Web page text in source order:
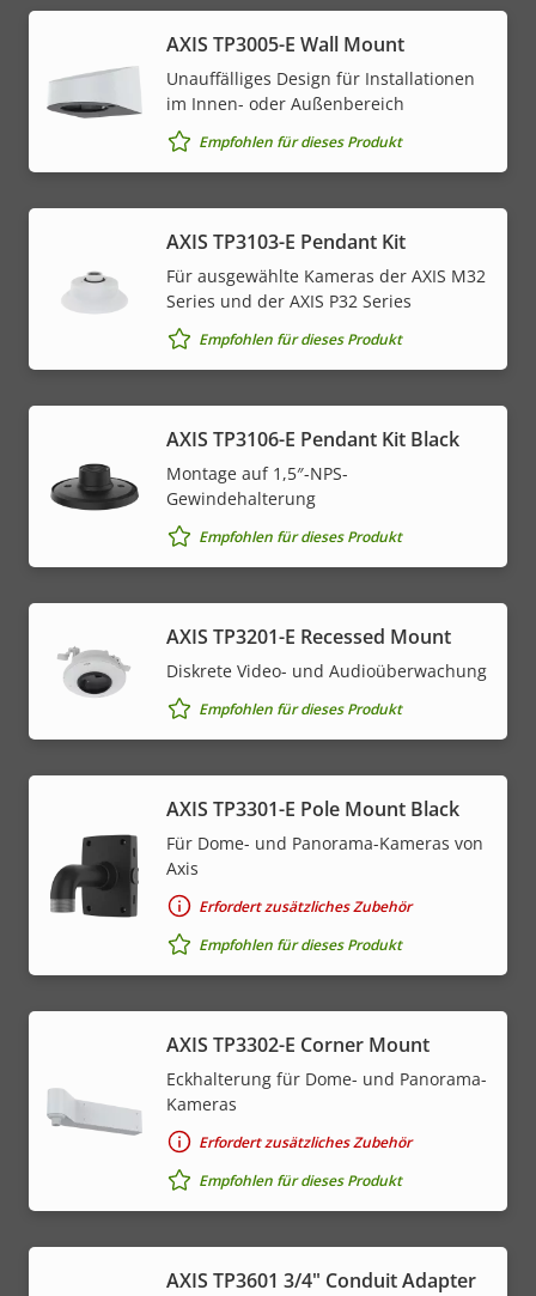
AXIS TP3005-E Wall Mount
Unauffälliges Design für Installationen
im Innen- oder Außenbereich
Empfohlen für dieses Produkt
AXIS TP3103-E Pendant Kit
Für ausgewählte Kameras der AXIS M32
Series und der AXIS P32 Series
Empfohlen für dieses Produkt
AXIS TP3106-E Pendant Kit Black
Montage auf 1,5″-NPS-
Gewindehalterung
Empfohlen für dieses Produkt
AXIS TP3201-E Recessed Mount
Diskrete Video- und Audioüberwachung
Empfohlen für dieses Produkt
AXIS TP3301-E Pole Mount Black
Für Dome- und Panorama-Kameras von
Axis
Erfordert zusätzliches Zubehör
Empfohlen für dieses Produkt
AXIS TP3302-E Corner Mount
Eckhalterung für Dome- und Panorama-
Kameras
Erfordert zusätzliches Zubehör
Empfohlen für dieses Produkt
AXIS TP3601 3/4" Conduit Adapter